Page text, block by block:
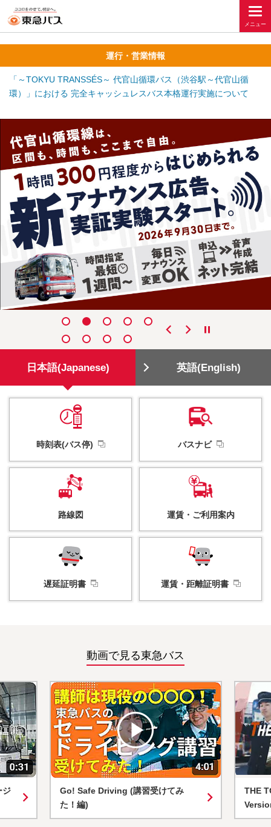
運行・営業情報
「～TOKYU TRANSSÉS～ 代官山循環バス（渋谷駅～代官山循
環）」における 完全キャッシュレスバス本格運行実施について
日本語(Japanese) 英語(English)
時刻表(バス停) バスナビ
路線図 運賃・ ご利用案内
遅延証明書 運賃・ 距離証明書
動画で見る東急バス
ジ
Go! Safe Driving (講習受けてみ
た！編)
THE